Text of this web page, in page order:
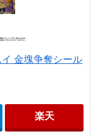
金塊争奪シール
楽天